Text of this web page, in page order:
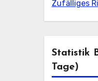
Zufälliges
Statistik
Tage)